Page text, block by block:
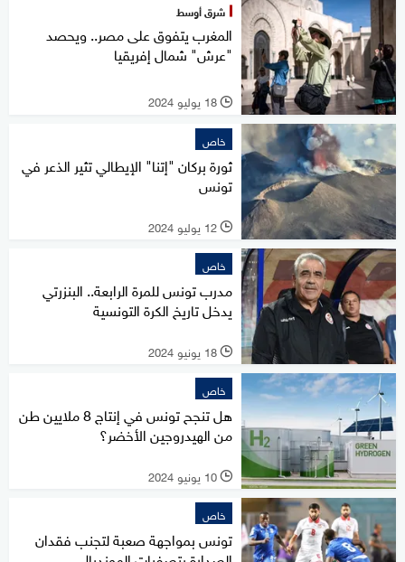
شرق أوسط
المغرب يتفوق على مصر.. ويحصد
"عرش" شمال إفريقيا
l 18 يوليو 2024
خاص
ثورة بركان "إتنا" الإيطالي تثير الذعر في
تونس
l 12 يوليو 2024
خاص
مدرب تونس للمرة الرابعة.. البنزرتي
يدخل تاريخ الكرة التونسية
l 18 يونيو 2024
خاص
هل تنجح تونس في إنتاج 8 ملايين طن
من الهيدروجين الأخضر؟
l 10 يونيو 2024
خاص
تونس بمواجهة صعبة لتجنب فقدان